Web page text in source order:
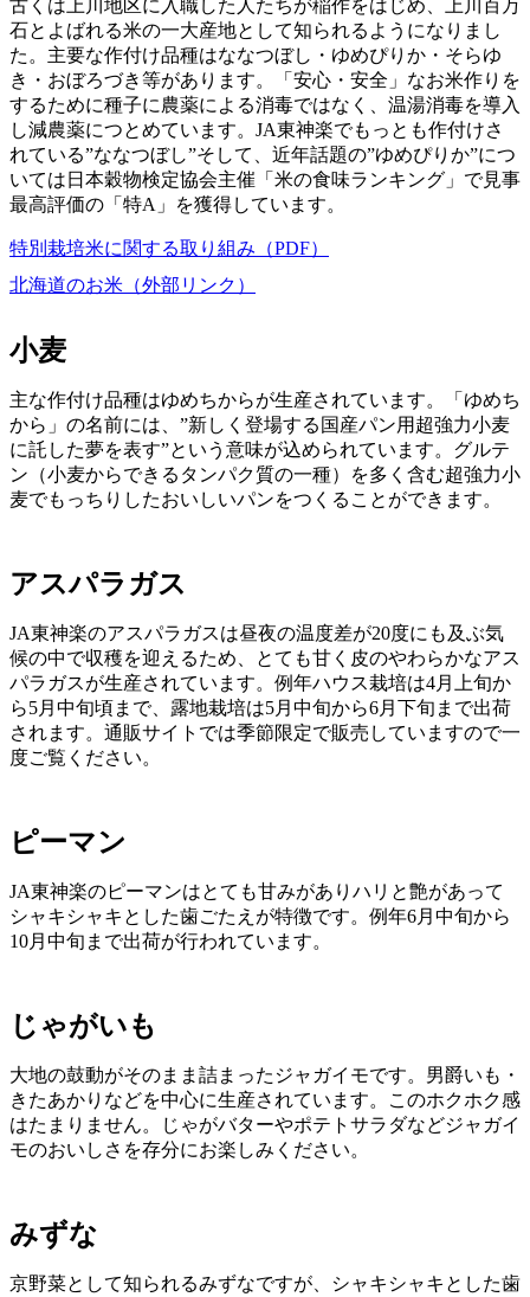
古くは上川地区に入職した人たちが稲作をはじめ、上川百万
石とよばれる米の一大産地として知られるようになりまし
た。主要な作付け品種はななつぼし・ゆめぴりか・そらゆ
き・おぼろづき等があります。「安心・安全」なお米作りを
するために種子に農薬による消毒ではなく、温湯消毒を導入
し減農薬につとめています。JA東神楽でもっとも作付けさ
れている”ななつぼし”そして、近年話題の”ゆめぴりか”につ
いては日本穀物検定協会主催「米の食味ランキング」で見事
最高評価の「特A」を獲得しています。
特別栽培米に関する取り組み（PDF）
北海道のお米（外部リンク）
小麦
主な作付け品種はゆめちからが生産されています。「ゆめち
から」の名前には、”新しく登場する国産パン用超強力小麦
に託した夢を表す”という意味が込められています。グルテ
ン（小麦からできるタンパク質の一種）を多く含む超強力小
麦でもっちりしたおいしいパンをつくることができます。
アスパラガス
JA東神楽のアスパラガスは昼夜の温度差が20度にも及ぶ気
候の中で収穫を迎えるため、とても甘く皮のやわらかなアス
パラガスが生産されています。例年ハウス栽培は4月上旬か
ら5月中旬頃まで、露地栽培は5月中旬から6月下旬まで出荷
されます。通販サイトでは季節限定で販売していますので一
度ご覧ください。
ピーマン
JA東神楽のピーマンはとても甘みがありハリと艶があって
シャキシャキとした歯ごたえが特徴です。例年6月中旬から
10月中旬まで出荷が行われています。
じゃがいも
大地の鼓動がそのまま詰まったジャガイモです。男爵いも・
きたあかりなどを中心に生産されています。このホクホク感
はたまりません。じゃがバターやポテトサラダなどジャガイ
モのおいしさを存分にお楽しみください。
みずな
京野菜として知られるみずなですが、シャキシャキとした歯